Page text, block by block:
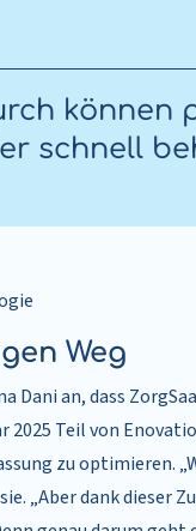
können
schnell
Weg
Dani an, dass
Teil von
zu optimieren.
„Aber dank dieser